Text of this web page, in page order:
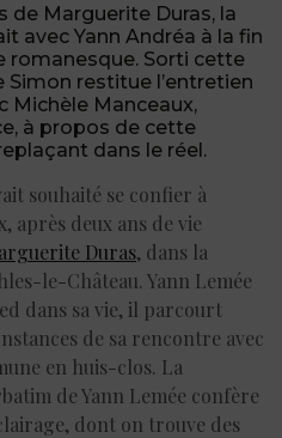
de Marguerite Duras, la
avec Yann Andréa à la fin
romanesque. Sorti cette
Simon restitue l’entretien
Michèle Manceaux,
à propos de cette
dans le réel.
souhaité se confier à
après deux ans de vie
Duras, dans la
le-Château. Yann Lemée
dans sa vie, il parcourt
de sa rencontre avec
en huis-clos. La
de Yann Lemée confère
dont on trouve des